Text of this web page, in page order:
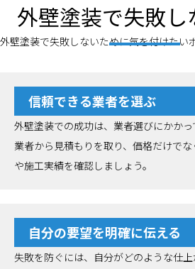
外壁塗装で失敗し
外壁塗装で失敗しないために気を付けたい
信頼できる業者を選ぶ
外壁塗装での成功は、業者選びにかか
業者から見積もりを取り、価格だけで
や施工実績を確認しましょう。
自分の要望を明確に伝える
失敗を防ぐには、自分がどのような仕